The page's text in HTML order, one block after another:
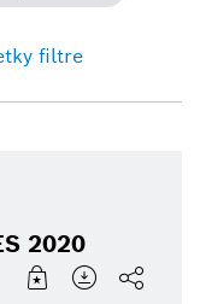
filtre
2020